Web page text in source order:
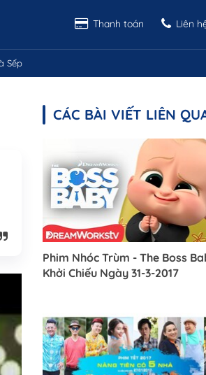
Thanh toán Liên
Sếp
CÁC BÀI VIẾT LIÊN
Phim Nhóc Trùm - The Boss
Khởi Chiếu Ngày 31-3-2017